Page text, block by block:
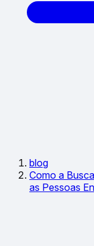
blog
Como a
as Pessoas